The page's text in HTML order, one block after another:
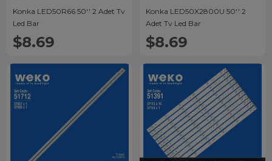
Konka LED50R66 50'' 2 Adet Tv
Led Bar
$8.69
Konka LED50X2800U 50'' 2
Adet Tv Led Bar
$8.69